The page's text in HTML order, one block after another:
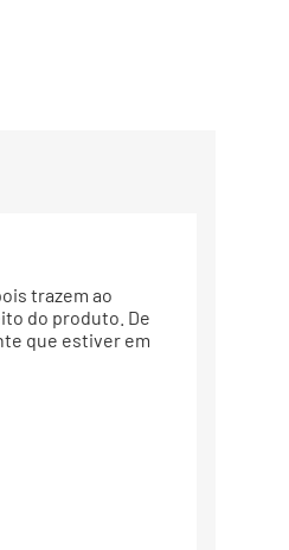
trazem ao
do produto. De
que estiver em